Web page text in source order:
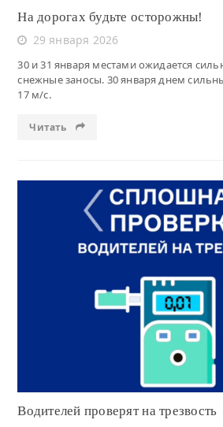
На дорогах будьте осторожны!
29 января 2026
30 и 31 января местами ожидается
снежные заносы. 30 января днем
17 м/с.
Читать
Читать
Водителей проверят на трезвость